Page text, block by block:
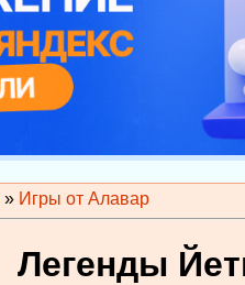
» Игры от Алавар
Легенды